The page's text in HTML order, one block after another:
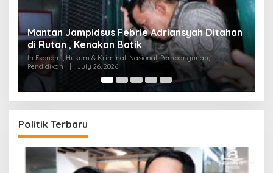
Permainan di Balik Kelangkaan BBM Sopir
Tangki ‘Bongkar’
In Ekonomi, Hukum & Kriminal, Nasional, Pembangunan,
Pendidikan
July 18, 2026
Politik Terbaru